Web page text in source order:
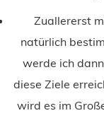
Zuallererst
natürlich
werde ich
diese Ziele
wird es im